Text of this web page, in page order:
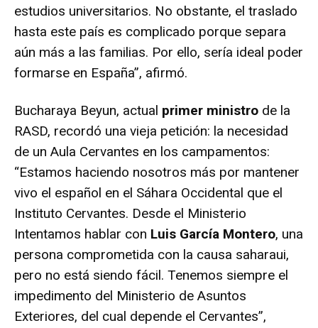
estudios universitarios. No obstante, el traslado
hasta este país es complicado porque separa
aún más a las familias. Por ello, sería ideal poder
formarse en España”, afirmó.
Bucharaya Beyun, actual primer ministro de la
RASD, recordó una vieja petición: la necesidad
de un Aula Cervantes en los campamentos:
“Estamos haciendo nosotros más por mantener
vivo el español en el Sáhara Occidental que el
Instituto Cervantes. Desde el Ministerio
Intentamos hablar con Luis García Montero, una
persona comprometida con la causa saharaui,
pero no está siendo fácil. Tenemos siempre el
impedimento del Ministerio de Asuntos
Exteriores, del cual depende el Cervantes”,